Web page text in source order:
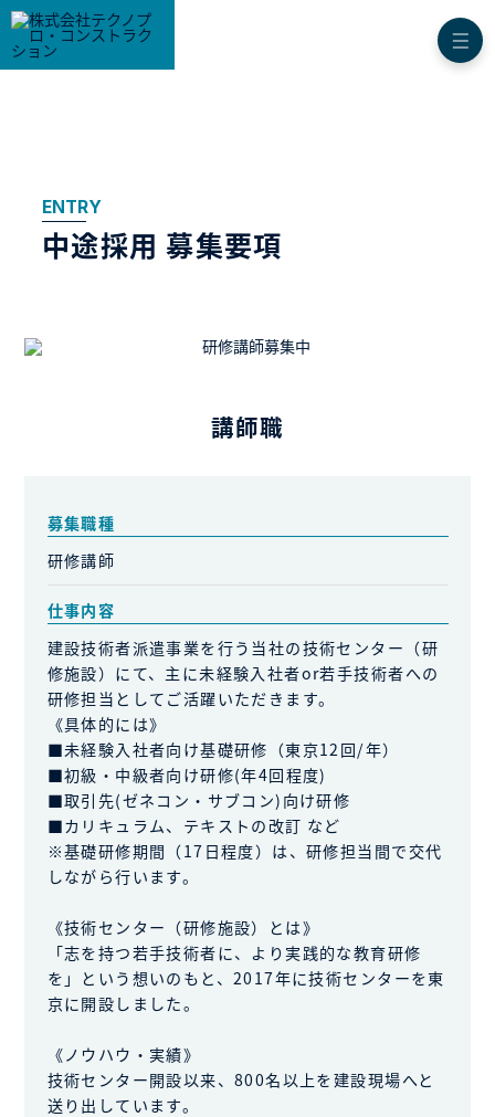
ENTRY
中途採用 募集要項
講師職
募集職種
研修講師
仕事内容
建設技術者派遣事業を行う当社の技術センター（研
修施設）にて、主に未経験入社者or若手技術者への
研修担当としてご活躍いただきます。
《具体的には》
■未経験入社者向け基礎研修（東京12回/年）
■初級・中級者向け研修(年4回程度)
■取引先(ゼネコン・サブコン)向け研修
■カリキュラム、テキストの改訂 など
※基礎研修期間（17日程度）は、研修担当間で交代
しながら行います。
《技術センター（研修施設）とは》
「志を持つ若手技術者に、より実践的な教育研修
を」という想いのもと、2017年に技術センターを東
京に開設しました。
《ノウハウ・実績》
技術センター開設以来、800名以上を建設現場へと
送り出しています。